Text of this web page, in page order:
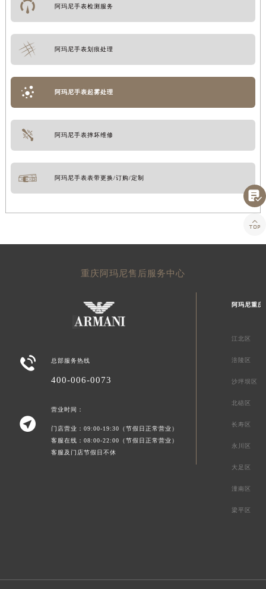
阿玛尼手表检测服务
阿玛尼手表划痕处理
阿玛尼手表起雾处理
阿玛尼手表摔坏维修
阿玛尼手表表带更换/订购/定制
重庆阿玛尼售后服务中心
 总部服务热线
400-006-0073

营业时间：
门店营业：09:00-19:30（节假日正常营业）
客服在线：08:00-22:00（节假日正常营业）
客服及门店节假日不休
阿玛尼重
江北区
涪陵区
沙坪坝区
北碚区
长寿区
永川区
大足区
潼南区
梁平区

